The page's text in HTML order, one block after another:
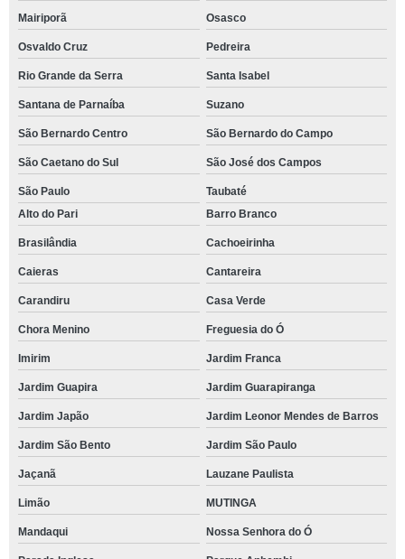
Mairiporã Osasco
Osvaldo Cruz Pedreira
Rio Grande da Serra Santa Isabel
Santana de Parnaíba Suzano
São Bernardo Centro São Bernardo do Campo
São Caetano do Sul São José dos Campos
São Paulo
Taubaté
Alto do Pari
Barro Branco
Brasilândia Cachoeirinha
Caieras Cantareira
Carandiru Casa Verde
Chora Menino Freguesia do Ó
Imirim Jardim Franca
Jardim Guapira Jardim Guarapiranga
Jardim Japão Jardim Leonor Mendes de Barros
Jardim São Bento Jardim São Paulo
Jaçanã Lauzane Paulista
Limão MUTINGA
Mandaqui Nossa Senhora do Ó